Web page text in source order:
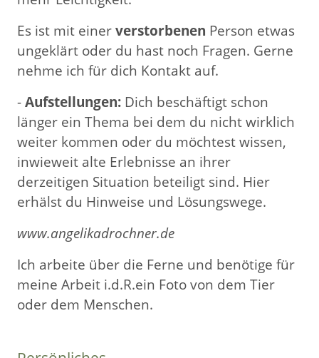
Es ist mit einerverstorbenen Person etwas
ungeklärt oder du hast noch Fragen. Gerne
nehme ich für dich Kontakt auf.
-Aufstellungen: Dich beschäftigt schon
länger ein Thema bei dem du nicht wirklich
weiter kommen oder du möchtest wissen,
inwieweit alte Erlebnisse an ihrer
derzeitigen Situation beteiligt sind. Hier
erhälst du Hinweise und Lösungswege.
www.angelikadrochner.de
Ich arbeite über die Ferne und benötige für
meine Arbeit i.d.R.ein Foto von dem Tier
oder dem Menschen.